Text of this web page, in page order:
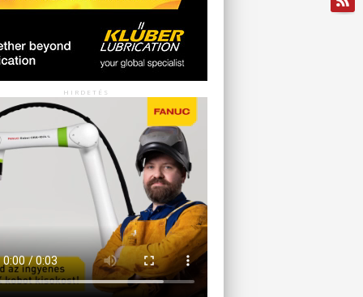
HIRDETÉS